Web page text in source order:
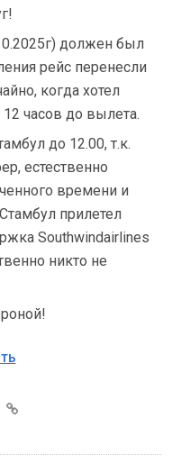
должен был
рейс перенесли
когда хотел
12 часов до вылета.
до 12.00, т.к.
естественно
времени и
прилетел
Southwindairlines
никто не